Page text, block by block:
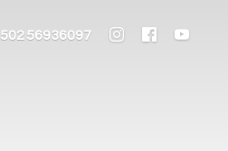
502 56936097